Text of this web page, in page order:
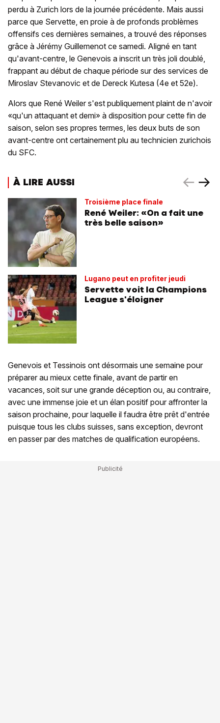
perdu à Zurich lors de la journée précédente. Mais aussi
parce que Servette, en proie à de profonds problèmes
offensifs ces dernières semaines, a trouvé des réponses
grâce à Jérémy Guillemenot ce samedi. Aligné en tant
qu'avant-centre, le Genevois a inscrit un très joli doublé,
frappant au début de chaque période sur des services de
Miroslav Stevanovic et de Dereck Kutesa (4e et 52e).
Alors que René Weiler s'est publiquement plaint de n'avoir
«qu'un attaquant et demi» à disposition pour cette fin de
saison, selon ses propres termes, les deux buts de son
avant-centre ont certainement plu au technicien zurichois
du SFC.
À LIRE AUSSI
Troisième place finale
René Weiler: «On a fait une
très belle saison»
Lugano peut en profiter jeudi
Servette voit la Champions
League s'éloigner
Genevois et Tessinois ont désormais une semaine pour
préparer au mieux cette finale, avant de partir en
vacances, soit sur une grande déception ou, au contraire,
avec une immense joie et un élan positif pour affronter la
saison prochaine, pour laquelle il faudra être prêt d'entrée
puisque tous les clubs suisses, sans exception, devront
en passer par des matches de qualification européens.